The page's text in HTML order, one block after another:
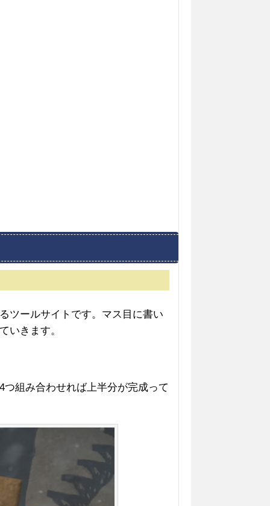
ツールサイトです。マス目に書い
いきます。
組み合わせれば上半分が完成って